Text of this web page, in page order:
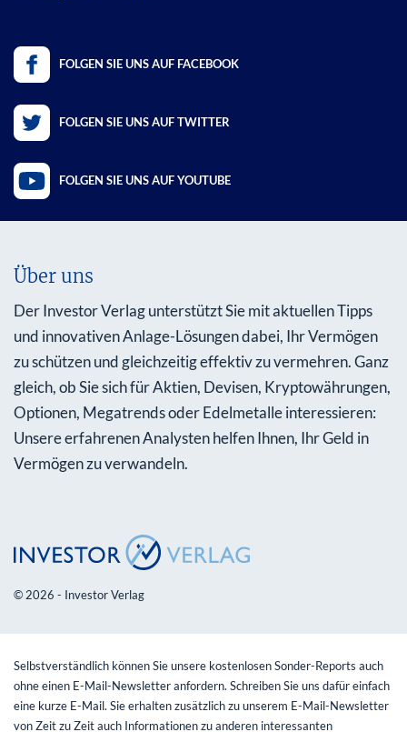
FOLGEN SIE UNS AUF FACEBOOK
FOLGEN SIE UNS AUF TWITTER
FOLGEN SIE UNS AUF YOUTUBE
Über uns
Der Investor Verlag unterstützt Sie mit aktuellen Tipps
und innovativen Anlage-Lösungen dabei, Ihr Vermögen
zu schützen und gleichzeitig effektiv zu vermehren. Ganz
gleich, ob Sie sich für Aktien, Devisen, Kryptowährungen,
Optionen, Megatrends oder Edelmetalle interessieren:
Unsere erfahrenen Analysten helfen Ihnen, Ihr Geld in
Vermögen zu verwandeln.
© 2026 - Investor Verlag
Selbstverständlich können Sie unsere kostenlosen Sonder-Reports auch
ohne einen E-Mail-Newsletter anfordern. Schreiben Sie uns dafür einfach
eine kurze E-Mail. Sie erhalten zusätzlich zu unserem E-Mail-Newsletter
von Zeit zu Zeit auch Informationen zu anderen interessanten